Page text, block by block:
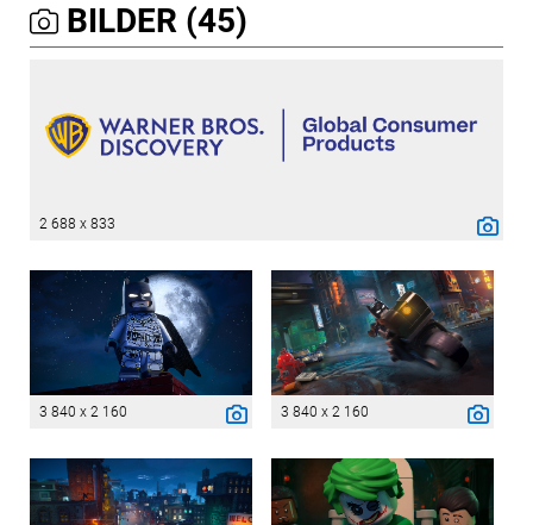
BILDER (45)
2 688 x 833
3 840 x 2 160 3 840 x 2 160